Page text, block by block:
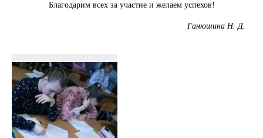
Благодарим всех за участие и желаем успехов!
Ганюшина Н. Д.